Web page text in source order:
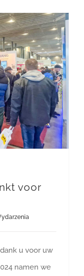
voor
u voor uw
namen we